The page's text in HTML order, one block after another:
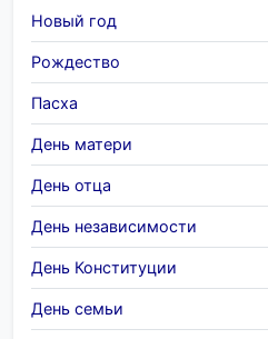
Новый год
Рождество
Пасха
День матери
День отца
День независимости
День Конституции
День семьи